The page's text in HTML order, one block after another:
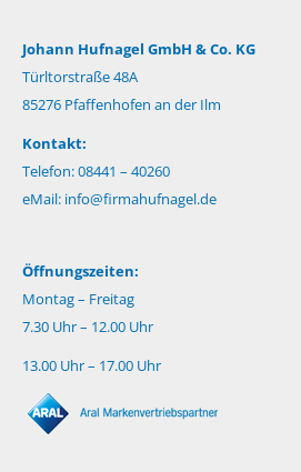
Johann Hufnagel GmbH & Co. KG
Türltorstraße 48A
85276 Pfaffenhofen an der Ilm
Kontakt:
Telefon: 08441 – 40260
eMail: info@firmahufnagel.de
Öffnungszeiten:
Montag – Freitag
7.30 Uhr – 12.00 Uhr
13.00 Uhr – 17.00 Uhr